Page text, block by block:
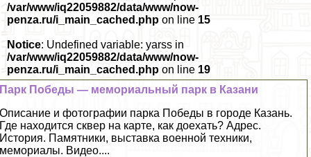
/var/www/iq22059882/data/www/now-
penza.ru/i_main_cached.php on line 15
Notice: Undefined variable: yarss in
/var/www/iq22059882/data/www/now-
penza.ru/i_main_cached.php on line 19
Парк Победы — мемориальный парк в Казани
Описание и фотографии парка Победы в городе Казань.
Где находится сквер на карте, как доехать? Адрес.
История. Памятники, выставка военной техники,
мемориалы. Видео....